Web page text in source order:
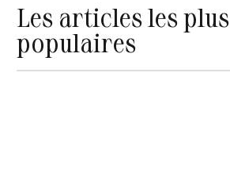
Les articles les plus
populaires